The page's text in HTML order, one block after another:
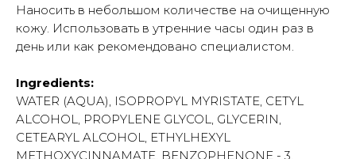
Наносить в небольшом количестве на очищенную
кожу. Использовать в утренние часы один раз в
день или как рекомендовано специалистом.
Ingredients:
WATER (AQUA), ISOPROPYL MYRISTATE, CETYL
ALCOHOL, PROPYLENE GLYCOL, GLYCERIN,
CETEARYL ALCOHOL, ETHYLHEXYL
METHOXYCINNAMATE, BENZOPHENONE - 3,